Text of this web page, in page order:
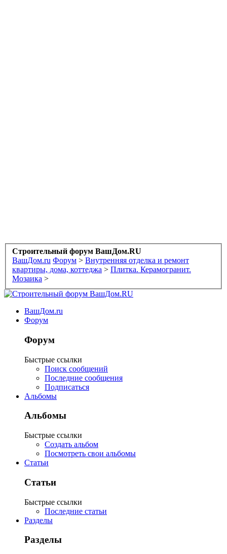
Строительный форум ВашДом.RU
ВашДом.ru Форум > Внутренняя отделка и ремонт
квартиры, дома, коттеджа > Плитка. Керамогранит.
Мозаика >
ВашДом.ru
Форум
Форум
Быстрые ссылки
Поиск сообщений
Последние сообщения
Подписаться
Альбомы
Альбомы
Быстрые ссылки
Создать альбом
Посмотреть свои альбомы
Статьи
Статьи
Быстрые ссылки
Последние статьи
Разделы
Разделы